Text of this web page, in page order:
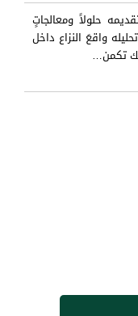
حلولاً ومعالجاتٍ
واقعَ النزاع داخل
تكمن…